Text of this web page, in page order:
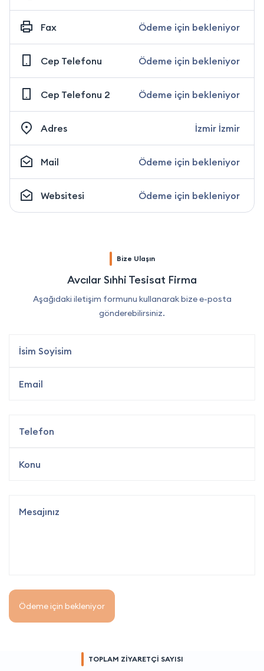
Fax Ödeme için bekleniyor
Cep Telefonu Ödeme için bekleniyor
Cep Telefonu 2 Ödeme için bekleniyor
Adres İzmir İzmir
Mail Ödeme için bekleniyor
Websitesi Ödeme için bekleniyor
Bize Ulaşın
Avcılar Sıhhi Tesisat Firma
Aşağıdaki iletişim formunu kullanarak bize e-posta
gönderebilirsiniz.
Ödeme için bekleniyor
TOPLAM ZİYARETÇİ SAYISI